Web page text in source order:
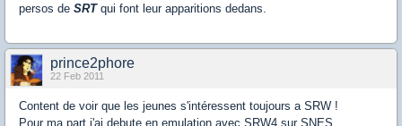
persos de SRTqui font leur apparitions dedans.
prince2phore
22 Feb 2011
Content de voir que les jeunes s'intéressent toujours a SRW !
Pour ma part j'ai debute en emulation avec SRW4 sur SNES,